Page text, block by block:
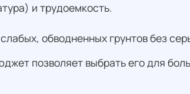
и трудоемкость.
обводненных грунтов без
позволяет выбрать его для